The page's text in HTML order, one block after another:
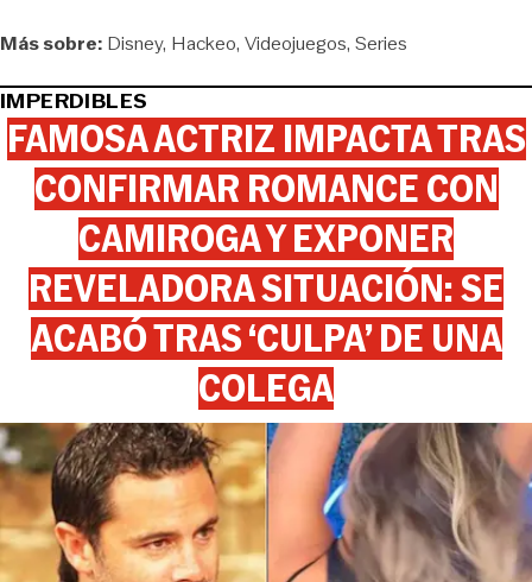
Más sobre: Disney Hackeo Videojuegos Series
IMPERDIBLES
FAMOSA ACTRIZ IMPACTA TRAS
CONFIRMAR ROMANCE CON
CAMIROGA Y EXPONER
REVELADORA SITUACIÓN: SE
ACABÓ TRAS ‘CULPA’ DE UNA
COLEGA